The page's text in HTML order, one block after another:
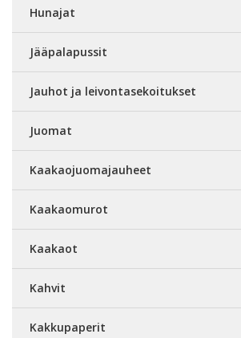
Hunajat
Jääpalapussit
Jauhot ja leivontasekoitukset
Juomat
Kaakaojuomajauheet
Kaakaomurot
Kaakaot
Kahvit
Kakkupaperit